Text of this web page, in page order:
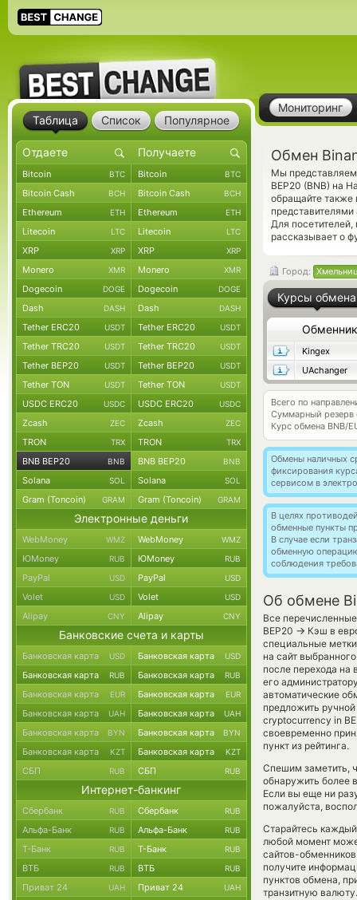
Мониторинг
Обмен
Мы представляем
BEP20 (BNB) на
обращайте также
Для
рассказывает о
Город:
Курсы обмена
Обменник
Kingex
UAchanger
Всего по
Суммарный резерв
Курс обмена BNB/
Обмены наличных
фиксирования
сервисом в
В целях
обменные пункты
В случае если
обменную
соблюдения
Об обмене
Все
BEP20 → Кэш в
специальные
на сайт
после перехода на
его
автоматические
предложить
cryptocurrency in
своевременно
пункт из рейтинга.
Спешим заметить,
обнаружить более
Если вы еще ни
пожалуйста,
Старайтесь
любой момент
сайтов-
получите
пунктов обмена,
транзитную валюту.
Таблица Список Популярное
Bitcoin BTC Bitcoin BTC
Bitcoin Cash BCH Bitcoin Cash BCH
Ethereum ETH Ethereum ETH
Litecoin LTC Litecoin LTC
XRP XRP XRP XRP
Monero XMR Monero XMR
Dogecoin DOGE Dogecoin DOGE
Dash DASH Dash DASH
Tether ERC20 USDT Tether ERC20 USDT
Tether TRC20 USDT Tether TRC20 USDT
Tether BEP20 USDT Tether BEP20 USDT
Tether TON USDT Tether TON USDT
USDC ERC20 USDC USDC ERC20 USDC
Zcash ZEC Zcash ZEC
TRON TRX TRON TRX
BNB BEP20 BNB BNB BEP20 BNB
Solana SOL Solana SOL
Gram (Toncoin) GRAM Gram (Toncoin) GRAM
Электронные деньги
WebMoney WMZ WebMoney WMZ
ЮMoney RUB ЮMoney RUB
PayPal USD PayPal USD
Volet USD Volet USD
Alipay CNY Alipay CNY
Банковские счета и карты
Банковская карта USD Банковская карта USD
Банковская карта RUB Банковская карта RUB
Банковская карта EUR Банковская карта EUR
Банковская карта UAH Банковская карта UAH
Банковская карта BYN Банковская карта BYN
Банковская карта KZT Банковская карта KZT
СБП RUB СБП RUB
Интернет-банкинг
Сбербанк RUB Сбербанк RUB
Альфа-Банк RUB Альфа-Банк RUB
Т-Банк RUB Т-Банк RUB
ВТБ RUB ВТБ RUB
Приват 24 UAH Приват 24 UAH